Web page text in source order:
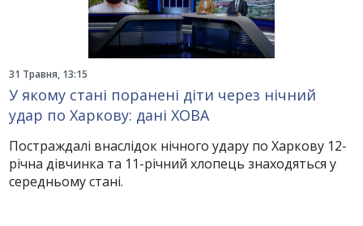
31 Травня, 13:15
У якому стані поранені діти через нічний
удар по Харкову: дані ХОВА
Постраждалі внаслідок нічного удару по Харкову 12-
річна дівчинка та 11-річний хлопець знаходяться у
середньому стані.